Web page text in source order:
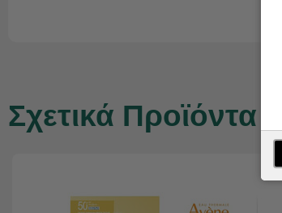
Σχετικά Προϊόντα